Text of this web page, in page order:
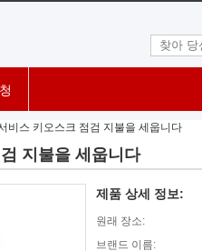
비스 키오스크 점검 지불을 세웁니다
지불을 세웁니다
제품 상세 정보:
원래 장소:
브랜드 이름: